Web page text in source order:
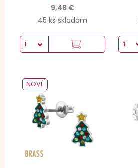
9,48 €
45 ks skladom
NOVÉ